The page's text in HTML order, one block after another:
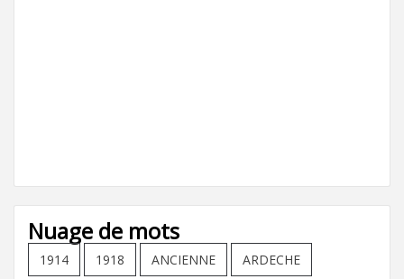
Nuage de mots
1914 1918 ANCIENNE ARDECHE